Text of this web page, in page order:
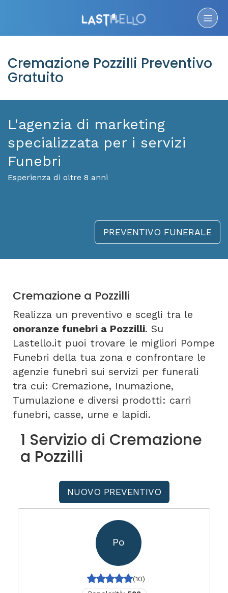
Cremazione Pozzilli Preventivo
Gratuito
L'agenzia di marketing
specializzata per i servizi
Funebri
Esperienza di oltre 8 anni
PREVENTIVO FUNERALE
Cremazione a Pozzilli
Realizza un preventivo e scegli tra le
onoranze funebri a Pozzilli. Su
Lastello.it puoi trovare le migliori Pompe
Funebri della tua zona e confrontare le
agenzie funebri sui servizi per funerali
tra cui: Cremazione, Inumazione,
Tumulazione e diversi prodotti: carri
funebri, casse, urne e lapidi.
1 Servizio di Cremazione
a Pozzilli
NUOVO PREVENTIVO
Po
(10)